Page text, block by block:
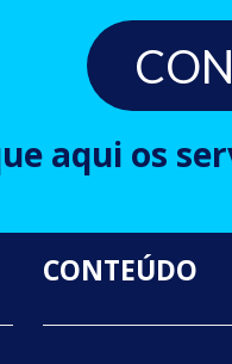
aqui os
CONTEÚDO